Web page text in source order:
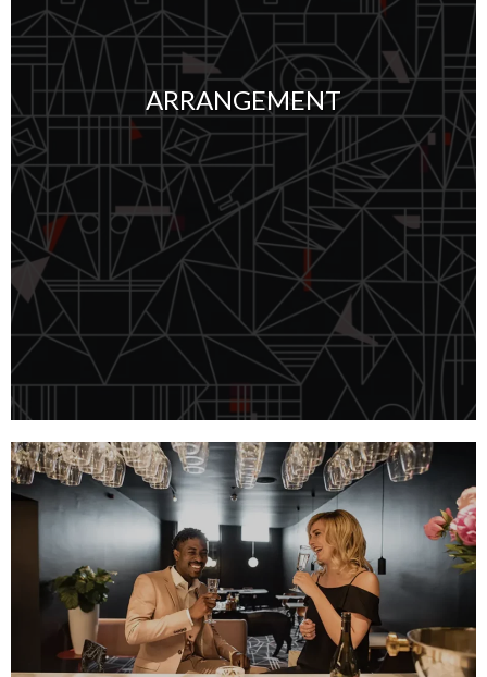
ARRANGEMENT